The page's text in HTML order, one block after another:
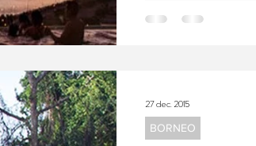
BORNEO
27 dec. 2015